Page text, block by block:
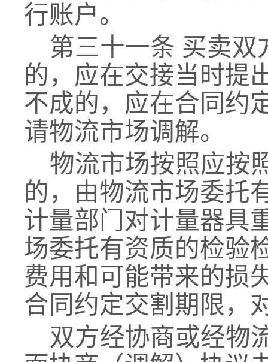
行账户。
第三十一条 买卖双
的，应在交接当时提
不成的，应在合同约
请物流市场调解。
物流市场按照应按
的 ，由物流市场委托
计量部门对计量器具
场委托有资质的检验
费用和可能带来的损
合同约定交割期限，
双方经协商或经物